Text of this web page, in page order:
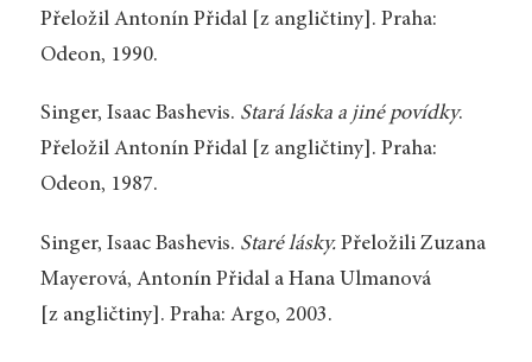
Přeložil Antonín Přidal [z angličtiny]. Praha:
Odeon, 1990.
Singer, Isaac Bashevis. Stará láska a jiné povídky.
Přeložil Antonín Přidal [z angličtiny]. Praha:
Odeon, 1987.
Singer, Isaac Bashevis. Staré lásky. Přeložili Zuzana
Mayerová, Antonín Přidal a Hana Ulmanová
[z angličtiny]. Praha: Argo, 2003.